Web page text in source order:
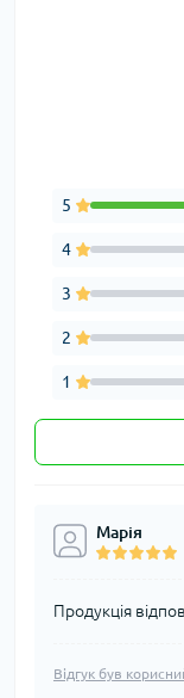
5
4
3
2
1
Марія
Продукція
Відгук був